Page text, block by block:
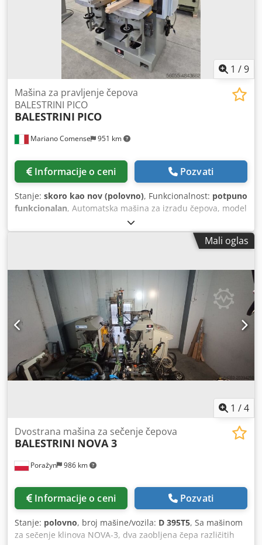
1 /9
Mariano Comense 951 km
Mašina za pravljenje čepova
BALESTRINI PICO
BALESTRINI PICO
Informacije o ceni Pozvati
Stanje: skoro kao nov (polovno), Funkcionalnost: potpuno
funkcionalan, Automatska mašina za izradu čepova, model
BALESTRINI PICO polovna mašina napa 380/50V Mašina za
proizvodnju delova za stolice, sofe, fotelje, nameštaj itd. sa
alatom: Da Brzina obrtaja vretena: 9000 U/min maksimalna
čepova: 50 mm maksimalna debljina čepova: 30 mm nagib
stola: Da glavni motor: 4 KS Dodpefx Ifrofx Aaneck motor za
ciklus: 1 KS neto težina: 900 kg
Mali oglas
1 /4
Porażyn 986 km
Dvostrana mašina za sečenje čepova
BALESTRINI NOVA 3
Informacije o ceni Pozvati
Stanje: polovno, broj mašine/vozila: D 395T5, Sa mašinom
za sečenje klinova NOVA-3, dva zaobljena čepa različitih